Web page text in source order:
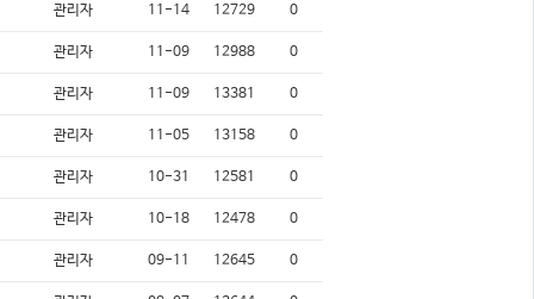
관리자 11-14 12729 0
관리자 11-09 12988 0
관리자 11-09 13381 0
관리자 11-05 13158 0
관리자 10-31 12581 0
관리자 10-18 12478 0
관리자 09-11 12645 0